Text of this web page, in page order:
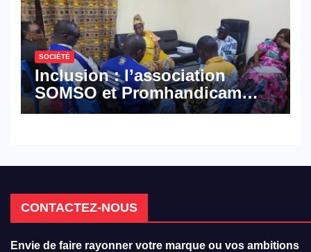
SOCIÉTÉ
Inclusion : l’association
SOMSO et Promhandicam
militent en faveur d’une
CONTACTEZ-NOUS
Envie de faire rayonner votre marque ou vos ambitions